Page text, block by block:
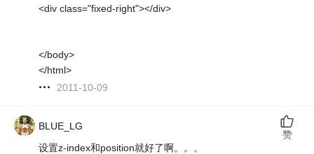
<div class="fixed-right"></div>
</body>
</html>
2011-10-09
BLUE_LG
设置z-index和position就好了啊。。。
赞